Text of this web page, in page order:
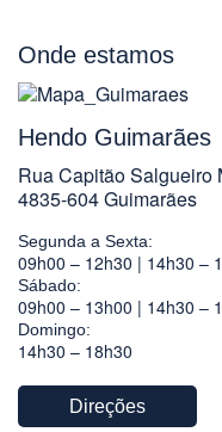
Onde estamos
Hendo Guimarães
Rua Capitão Salgueiro
4835-604 Guimarães
Segunda a Sexta:
09h00 – 12h30 | 14h30 –
Sábado:
09h00 – 13h00 | 14h30 –
Domingo:
14h30 – 18h30
Direções